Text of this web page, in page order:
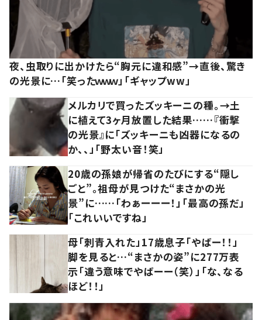
夜、虫取りに出かけたら“胸元に違和感”→直後、驚き
の光景に…「笑ったｗｗｗ」「ギャップww」
メルカリで買ったズッキーニの種。→土
に植えて3ヶ月放置した結果……『衝撃
の光景』に「ズッキーニも凶器になるの
か、、」「野太い音！笑」
20歳の孫娘が帰省のたびにする“隠し
ごと”。祖母が見つけた“まさかの光
景”に……「わぁーーー！」「最高の孫だ」
「これいいですね」
母「刺青入れた」17歳息子「やばー！！」
脚を見ると…“まさかの姿”に277万表
示「違う意味でやばーー（笑）」「な、なる
ほど！！」